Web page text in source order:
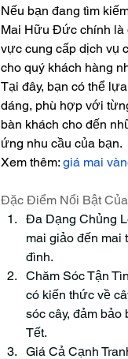
Nếu bạn đang tìm
Mai Hữu Đức chính là
vực cung cấp dịch vụ
cho quý khách hàng
Tại đây, bạn có thể
dáng, phù hợp với
bàn khách cho đến
ứng nhu cầu của bạn.
Xem thêm: giá mai
Đặc Điểm Nổi Bật
Đa Dạng Chủng
mai giảo đến mai
đình.
Chăm Sóc Tận
có kiến thức về
sóc cây, đảm
Tết.
Giá Cả Cạnh